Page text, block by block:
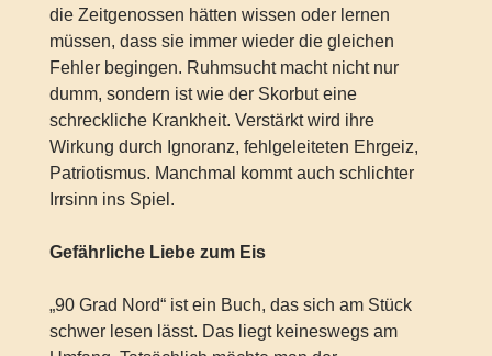
die Zeitgenossen hätten wissen oder lernen
müssen, dass sie immer wieder die gleichen
Fehler begingen. Ruhmsucht macht nicht nur
dumm, sondern ist wie der Skorbut eine
schreckliche Krankheit. Verstärkt wird ihre
Wirkung durch Ignoranz, fehlgeleiteten Ehrgeiz,
Patriotismus. Manchmal kommt auch schlichter
Irrsinn ins Spiel.
Gefährliche Liebe zum Eis
„90 Grad Nord“ ist ein Buch, das sich am Stück
schwer lesen lässt. Das liegt keineswegs am